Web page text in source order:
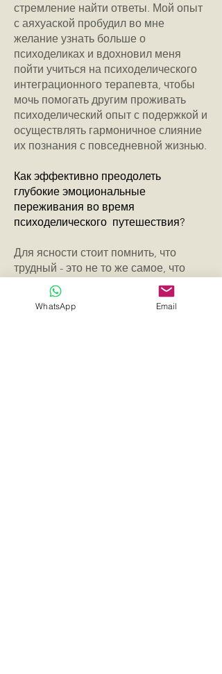
стремление найти ответы. Мой опыт
с аяхуаской пробудил во мне
желание узнать больше о
психоделиках и вдохновил меня
пойти учиться на психоделического
интеграционного терапевта, чтобы
мочь помогать другим проживать
психоделический опыт с подержкой и
осуществлять гармоничное слияние
их познания с повседневной жизнью.
Как эффективно преодолеть
глубокие эмоциональные
переживания во время
психоделического путешествия?
Для ясности стоит помнить, что
трудный - это не то же самое, что
плохой.
Все сложности нашего пути имеют
свою цель, и психоделический опыт
WhatsApp Email